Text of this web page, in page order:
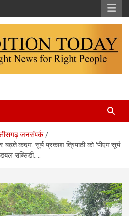
जनसंपर्क
कदम: सूर्य प्रकाश त्रिपाठी को ‘पीएम सूर्य
सब्सिडी…..